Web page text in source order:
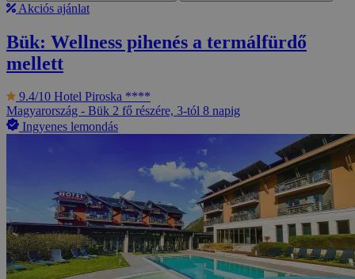
Akciós ajánlat
Bük: Wellness pihenés a termálfürdő
mellett
9.4/10 Hotel Piroska ****
Magyarország - Bük 2 fő részére, 3-tól 8 napig
Ingyenes lemondás